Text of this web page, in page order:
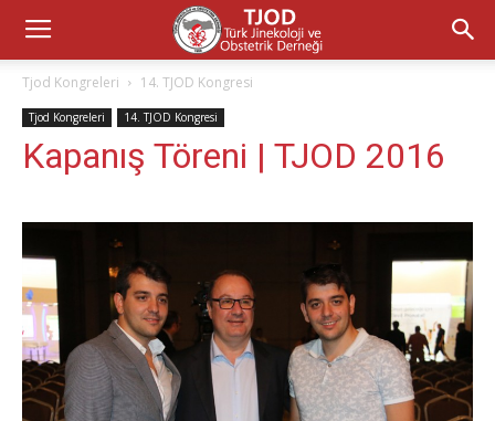
Tjod Kongreleri 14. TJOD Kongresi
Tjod Kongreleri 14. TJOD Kongresi
Kapanış Töreni | TJOD 2016